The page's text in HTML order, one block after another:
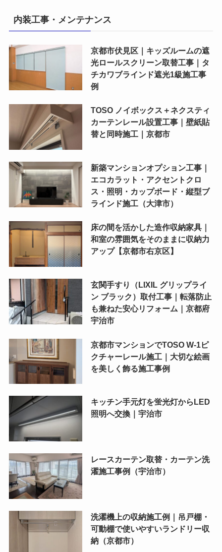
内装工事・メンテナンス
京都市伏見区｜キッズルームの遮
光ロールスクリーン取替工事｜タ
チカワブラインド遮光1級施工事
例
TOSO ノイボックス＋ネクスティ
カーテンレール設置工事｜壁紙貼
替と同時施工｜京都市
新築マンションオプション工事｜
エコカラット・アクセントクロ
ス・照明・カップボード・縦型ブ
ラインド施工（大津市）
床の間を活かした造作収納家具｜
和室の雰囲気をそのままに収納力
アップ【京都市右京区】
玄関手すり（LIXIL グリップライ
ン ブラック）取付工事｜転落防止
も兼ねた安心リフォーム｜京都府
宇治市
京都市マンションでTOSO W-1ピ
クチャーレール施工｜大切な絵画
を美しく飾る施工事例
キッチン手元灯を蛍光灯からLED
照明へ交換｜宇治市
レースカーテン取替・カーテン洗
濯施工事例（宇治市）
洗濯機上の収納施工例｜吊戸棚・
可動棚で使いやすいランドリー収
納（京都市）